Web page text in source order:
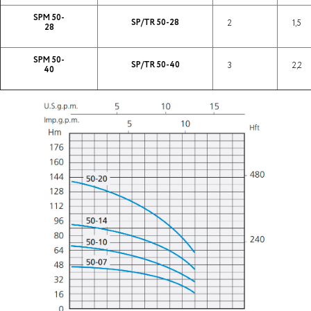
SPM 50-
28
SP/TR 50-28 2 1,5
SPM 50-
40
SP/TR 50-40 3 2,2